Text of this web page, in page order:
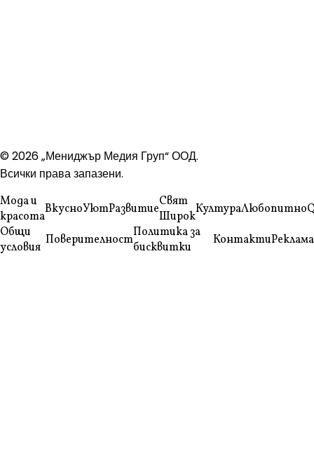
© 2026 „Мениджър Медия Груп“ ООД.
Всички права запазени.
Мода и
красотаВкусноУютРазвитиеСвят
ШирокКултураЛюбопитно
Общи
условия ПоверителностПолитика за
бисквитки
КонтактиРеклама